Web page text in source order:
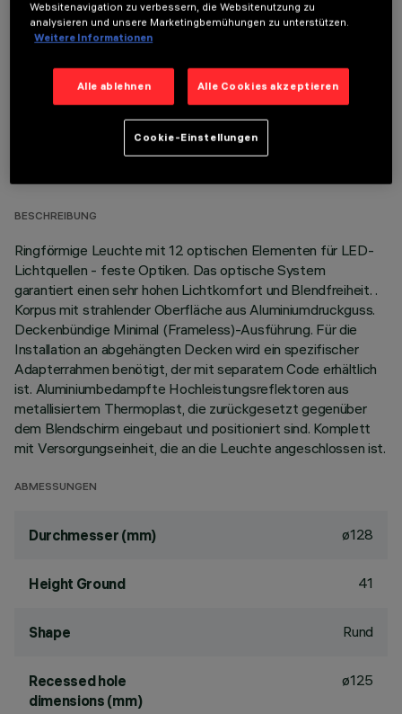
OPTIONALE KOMPONENTEN
TECHNISCHE DATEN
BESCHREIBUNG
Ringförmige Leuchte mit 12 optischen Elementen für LED-
Lichtquellen - feste Optiken. Das optische System
garantiert einen sehr hohen Lichtkomfort und Blendfreiheit. .
Korpus mit strahlender Oberfläche aus Aluminiumdruckguss.
Deckenbündige Minimal (Frameless)-Ausführung. Für die
Installation an abgehängten Decken wird ein spezifischer
Adapterrahmen benötigt, der mit separatem Code erhältlich
ist. Aluminiumbedampfte Hochleistungsreflektoren aus
metallisiertem Thermoplast, die zurückgesetzt gegenüber
dem Blendschirm eingebaut und positioniert sind. Komplett
mit Versorgungseinheit, die an die Leuchte angeschlossen ist.
ABMESSUNGEN
Durchmesser (mm) ø128
Height Ground 41
Shape Rund
Recessed hole
dimensions (mm)
ø125
Websitenavigation zu verbessern, die Websitenutzung zu
analysieren und unsere Marketingbemühungen zu unterstützen.
Weitere Informationen
Alle ablehnen Alle Cookies akzeptieren
Cookie-Einstellungen